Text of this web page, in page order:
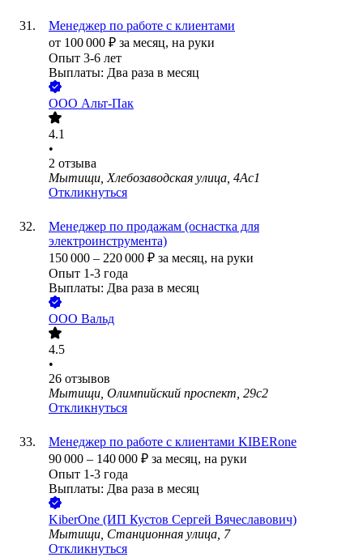
Менеджер по работе с клиентами
от 100 000 ₽ за месяц, на руки
Опыт 3-6 лет
Выплаты: Два раза в месяц
ООО Альт-Пак
4.1
•
2 отзыва
Мытищи, Хлебозаводская улица, 4Ас1
Откликнуться
Менеджер по продажам (оснастка для
электроинструмента)
150 000 – 220 000 ₽ за месяц, на руки
Опыт 1-3 года
Выплаты: Два раза в месяц
ООО Вальд
4.5
•
26 отзывов
Мытищи, Олимпийский проспект, 29с2
Откликнуться
Менеджер по работе с клиентами KIBERone
90 000 – 140 000 ₽ за месяц, на руки
Опыт 1-3 года
Выплаты: Два раза в месяц
KiberOne (ИП Кустов Сергей Вячеславович)
Мытищи, Станционная улица, 7
Откликнуться